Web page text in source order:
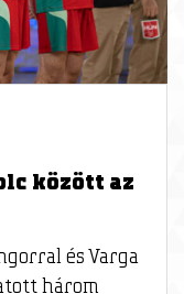
között az
és Varga
három